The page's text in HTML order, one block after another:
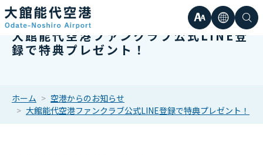
文
サ大
言 日本語
検
大館能代空港ファンクラブ公式LINE登
録で特典プレゼント！
ホーム
空港からのお知らせ
大館能代空港ファンクラブ公式LINE登録で特典プレゼント！